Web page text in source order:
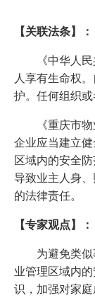
【关联法条】：
《中华人
人享有生命权
护。任何组织或
《重庆市
企业应当建立
区域内的安全
导致业主人身
的法律责任。
【专家观点】：
为避免类
业管理区域内
识，加强对家